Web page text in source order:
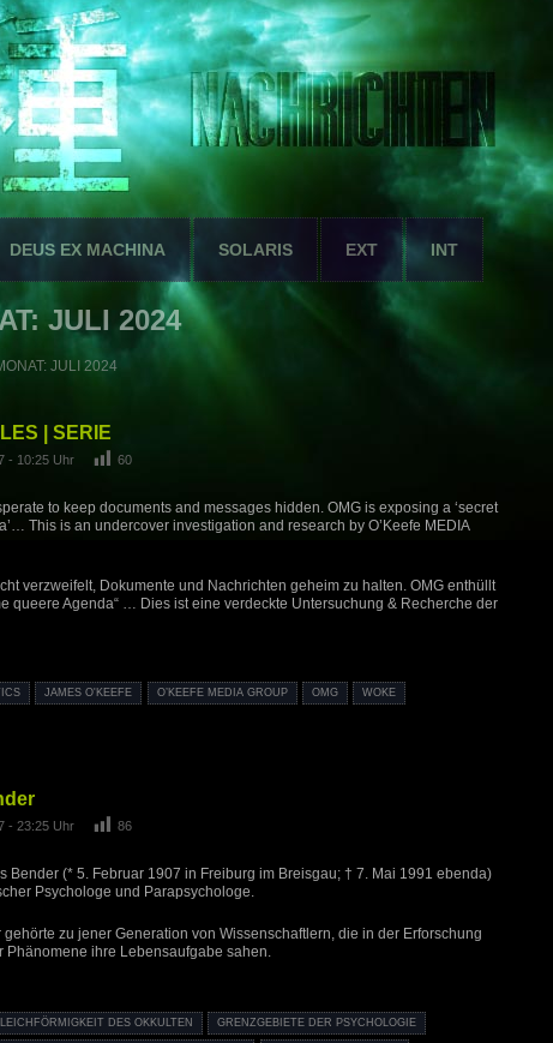
DEUS EX MACHINA SOLARIS EXT INT
JULI 2024
JULI 2024
| SERIE
- 10:25 Uhr 60
to keep documents and messages hidden. OMG is exposing a ‘secret
This is an undercover investigation and research by O’Keefe MEDIA
verzweifelt, Dokumente und Nachrichten geheim zu halten. OMG enthüllt
queere Agenda“ … Dies ist eine verdeckte Untersuchung & Recherche der
JAMES O'KEEFE O’KEEFE MEDIA GROUP OMG WOKE
- 23:25 Uhr 86
Bender (* 5. Februar 1907 in Freiburg im Breisgau; † 7. Mai 1991 ebenda)
Psychologe und Parapsychologe.
gehörte zu jener Generation von Wissenschaftlern, die in der Erforschung
Phänomene ihre Lebensaufgabe sahen.
DES OKKULTEN GRENZGEBIETE DER PSYCHOLOGIE